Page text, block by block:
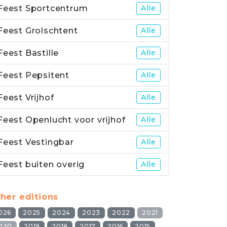
Sportcentrum Alle
Grolschtent Alle
Bastille Alle
Pepsitent Alle
Vrijhof Alle
Openlucht voor vrijhof Alle
Vestingbar Alle
buiten overig Alle
editions
2025 2024 2023 2022
2021